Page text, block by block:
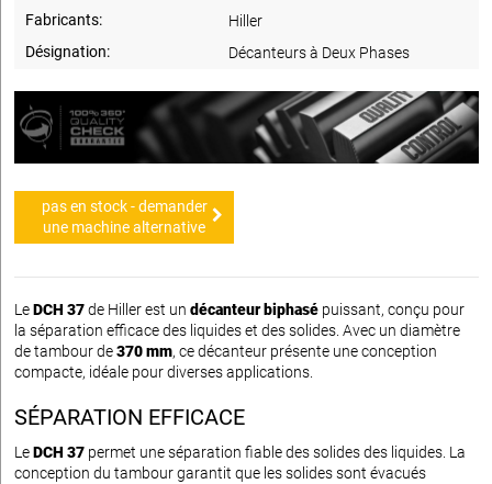
Fabricants:
Hiller
Désignation:
Décanteurs à Deux Phases
pas en stock - demander
une machine alternative
LeDCH 37de Hiller est un décanteur biphasé puissant, conçu pour
la séparation efficace des liquides et des solides. Avec un diamètre
de tambour de370 mm, ce décanteur présente une conception
compacte, idéale pour diverses applications.
SÉPARATION EFFICACE
LeDCH 37 permet une séparation fiable des solides des liquides. La
conception du tambour garantit que les solides sont évacués